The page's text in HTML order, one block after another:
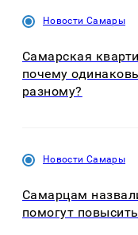
Новости Самары
Самарская
почему
разному?
Новости Самары
Самарцам
помогут